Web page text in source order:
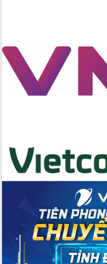
Bệnh án điện tử thúc đẩy chuyển đổi
số y tế tại Đắk Lắk
Chuyển đổi số thư viện: Mở rộng
không gian tri thức trong thời đại số
Đánh giá, rút kinh nghiệm công tác tổ
Lắk gửi gắm niềm tin, kỳ vọng vào lá
phiếu
Đắk Lắk sẵn sàng các điều kiện cho
khóa XVI và HĐND các cấp nhiệm kỳ
Đảm bảo cuộc bầu cử đại biểu Quốc
hội và đại biểu HĐND các cấp diễn ra
an toàn, hiệu quả, đúng quy định
Thủ tướng Chính phủ Phạm Minh Chính
kiểm tra, chỉ đạo hoàn thành các dự